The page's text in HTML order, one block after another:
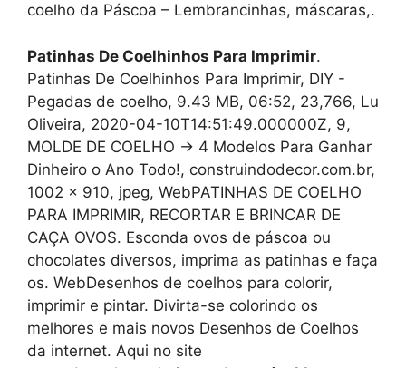
coelho da Páscoa – Lembrancinhas, máscaras,.
Patinhas De Coelhinhos Para Imprimir.
Patinhas De Coelhinhos Para Imprimir, DIY -
Pegadas de coelho, 9.43 MB, 06:52, 23,766, Lu
Oliveira, 2020-04-10T14:51:49.000000Z, 9,
MOLDE DE COELHO → 4 Modelos Para Ganhar
Dinheiro o Ano Todo!, construindodecor.com.br,
1002 x 910, jpeg, WebPATINHAS DE COELHO
PARA IMPRIMIR, RECORTAR E BRINCAR DE
CAÇA OVOS. Esconda ovos de páscoa ou
chocolates diversos, imprima as patinhas e faça
os. WebDesenhos de coelhos para colorir,
imprimir e pintar. Divirta-se colorindo os
melhores e mais novos Desenhos de Coelhos
da internet. Aqui no site